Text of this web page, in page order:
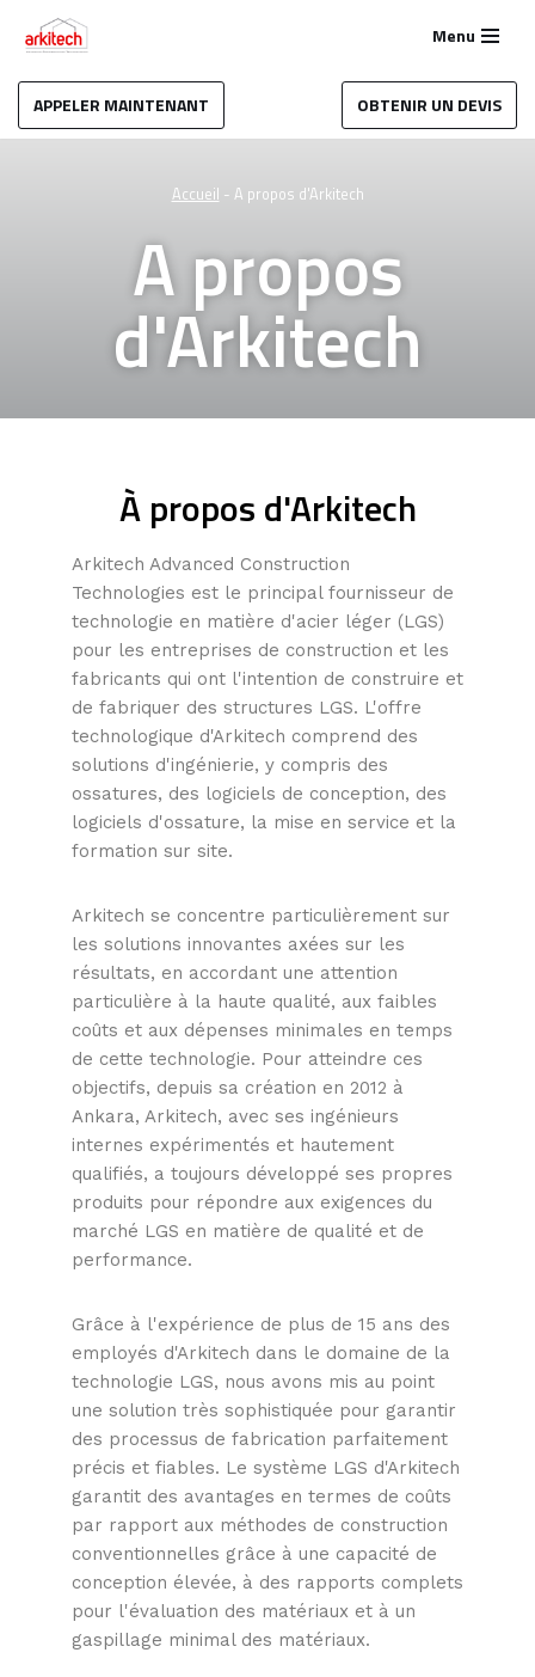
au
contenu
Menu
APPELER MAINTENANT OBTENIR UN DEVIS
Accueil - A propos d'Arkitech
A propos
d'Arkitech
À propos d'Arkitech
Arkitech Advanced Construction
Technologies est le principal fournisseur de
technologie en matière d'acier léger (LGS)
pour les entreprises de construction et les
fabricants qui ont l'intention de construire et
de fabriquer des structures LGS. L'offre
technologique d'Arkitech comprend des
solutions d'ingénierie, y compris des
ossatures, des logiciels de conception, des
logiciels d'ossature, la mise en service et la
formation sur site.
Arkitech se concentre particulièrement sur
les solutions innovantes axées sur les
résultats, en accordant une attention
particulière à la haute qualité, aux faibles
coûts et aux dépenses minimales en temps
de cette technologie. Pour atteindre ces
objectifs, depuis sa création en 2012 à
Ankara, Arkitech, avec ses ingénieurs
internes expérimentés et hautement
qualifiés, a toujours développé ses propres
produits pour répondre aux exigences du
marché LGS en matière de qualité et de
performance.
Grâce à l'expérience de plus de 15 ans des
employés d'Arkitech dans le domaine de la
technologie LGS, nous avons mis au point
une solution très sophistiquée pour garantir
des processus de fabrication parfaitement
précis et fiables. Le système LGS d'Arkitech
garantit des avantages en termes de coûts
par rapport aux méthodes de construction
conventionnelles grâce à une capacité de
conception élevée, à des rapports complets
pour l'évaluation des matériaux et à un
gaspillage minimal des matériaux.